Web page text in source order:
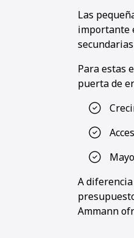
Las
importante
Para estas
puerta de
A
Ammann